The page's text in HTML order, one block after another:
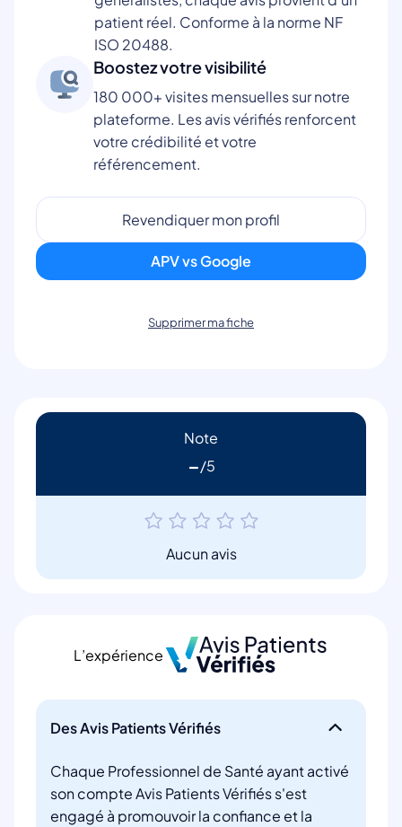
patient réel. Conforme à la norme NF
ISO 20488.
Boostez votre visibilité
180 000+ visites mensuelles sur notre
plateforme. Les avis vérifiés renforcent
votre crédibilité et votre
référencement.
Revendiquer mon profil
APV vs Google
Supprimer ma fiche
Note
-
Aucun avis
L’expérience
Des Avis Patients Vérifiés
Chaque Professionnel de Santé ayant activé
son compte Avis Patients Vérifiés s'est
engagé à promouvoir la confiance et la